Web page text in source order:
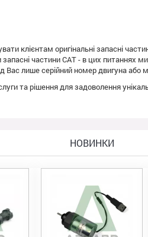
клієнтам оригінальні запасні
запасні частини CAT - в цих питаннях
лише серійний номер двигуна або
та рішення для задоволення
НОВИНКИ